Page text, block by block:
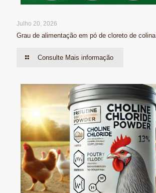
Julho 20, 2026
Grau de alimentação em pó de cloreto de colina
Consulte Mais informação